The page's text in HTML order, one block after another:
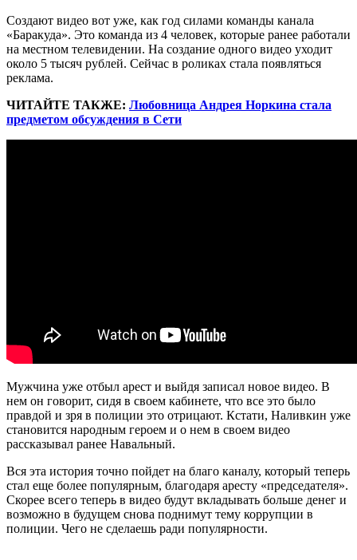
Создают видео вот уже, как год силами команды канала
«Баракуда». Это команда из 4 человек, которые ранее работали
на местном телевидении. На создание одного видео уходит
около 5 тысяч рублей. Сейчас в роликах стала появляться
реклама.
ЧИТАЙТЕ ТАКЖЕ: Любовница Андрея Норкина стала
предметом обсуждения в Сети
Мужчина уже отбыл арест и выйдя записал новое видео. В
нем он говорит, сидя в своем кабинете, что все это было
правдой и зря в полиции это отрицают. Кстати, Наливкин уже
становится народным героем и о нем в своем видео
рассказывал ранее Навальный.
Вся эта история точно пойдет на благо каналу, который теперь
стал еще более популярным, благодаря аресту «председателя».
Скорее всего теперь в видео будут вкладывать больше денег и
возможно в будущем снова поднимут тему коррупции в
полиции. Чего не сделаешь ради популярности.